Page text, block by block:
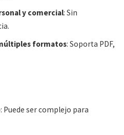
y comercial: Sin
formatos: Soporta PDF,
: Puede ser complejo para